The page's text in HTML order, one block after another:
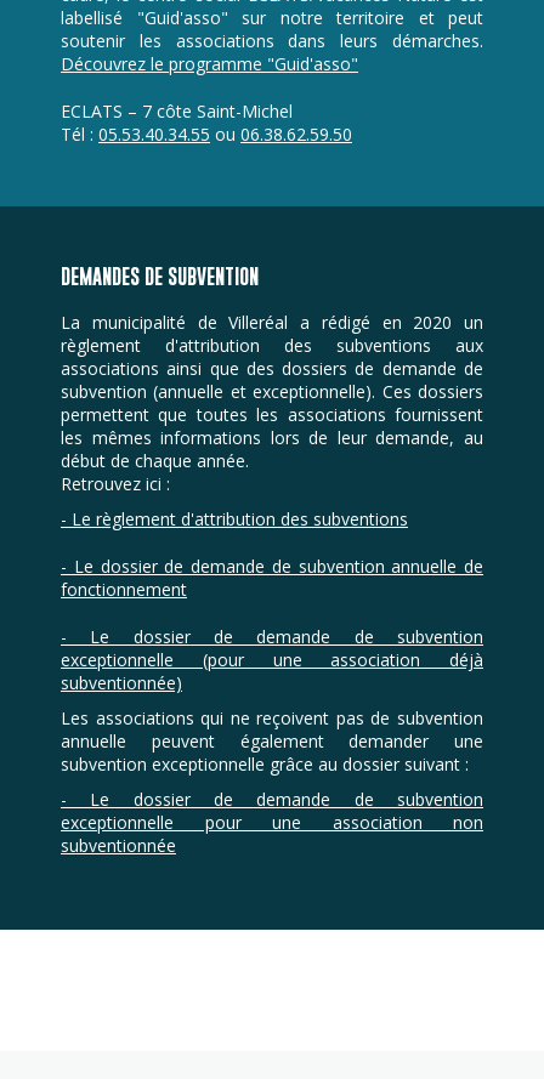
labellisé "Guid'asso" sur notre territoire et peut
soutenir les associations dans leurs démarches.
Découvrez le programme "Guid'asso"
ECLATS – 7 côte Saint-Michel
Tél : 05.53.40.34.55 ou 06.38.62.59.50
DEMANDES DE SUBVENTION
La municipalité de Villeréal a rédigé en 2020 un
règlement d'attribution des subventions aux
associations ainsi que des dossiers de demande de
subvention (annuelle et exceptionnelle). Ces dossiers
permettent que toutes les associations fournissent
les mêmes informations lors de leur demande, au
début de chaque année.
Retrouvez ici :
- Le règlement d'attribution des subventions
- Le dossier de demande de subvention annuelle de
fonctionnement
- Le dossier de demande de subvention
exceptionnelle (pour une association déjà
subventionnée)
Les associations qui ne reçoivent pas de subvention
annuelle peuvent également demander une
subvention exceptionnelle grâce au dossier suivant :
- Le dossier de demande de subvention
exceptionnelle pour une association non
subventionnée